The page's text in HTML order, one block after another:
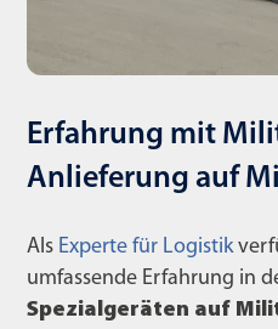
Erfahrung mit
Anlieferung auf
Als Experte für Logistik
umfassende Erfahrung in
Spezialgeräten auf